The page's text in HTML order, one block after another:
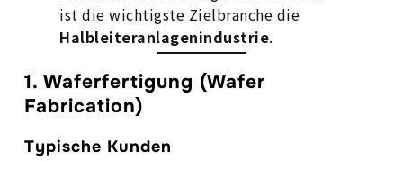
ist die wichtigste Zielbranche die
Halbleiteranlagenindustrie.
1. Waferfertigung (Wafer
Fabrication)
Typische Kunden